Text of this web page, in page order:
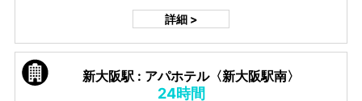
詳細 >
新大阪駅 : アパホテル〈新大阪駅南〉
24時間